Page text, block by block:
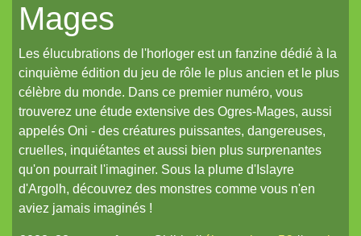
Pour une poignée de sapèques
Donjon sans façon
Aux seuils d'abysses très-anciens
Pti6 // Lil6
La Mort bleue
De Chorographia
Raj Victoria
Mages
Les élucubrations de l'horloger est un fanzine dédié à la
cinquième édition du jeu de rôle le plus ancien et le plus
célèbre du monde. Dans ce premier numéro, vous
trouverez une étude extensive des Ogres-Mages, aussi
appelés Oni - des créatures puissantes, dangereuses,
cruelles, inquiétantes et aussi bien plus surprenantes
qu'on pourrait l'imaginer. Sous la plume d'Islayre
d'Argolh, découvrez des monstres comme vous n'en
aviez jamais imaginés !